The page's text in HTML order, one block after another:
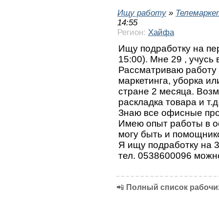
Ищу работу »
14:55
Регион: Хайфа
Ищу подработку на
15:00). Мне 29 , учусь
Рассматриваю
маркетинга, уборка
стране 2 месяца.
раскладка товара и
Знаю все офисные
Имею опыт работы в
могу быть и
Я ищу подработку на
тел. 0538600096
📲 Полный список